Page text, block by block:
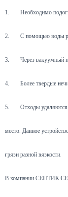
1. Необходимо
2. С помощью воды
3. Через вакуумный
4. Более твердые
5. Отходы
место. Данное
грязи разной вязкости.
В компании СЕПТИК